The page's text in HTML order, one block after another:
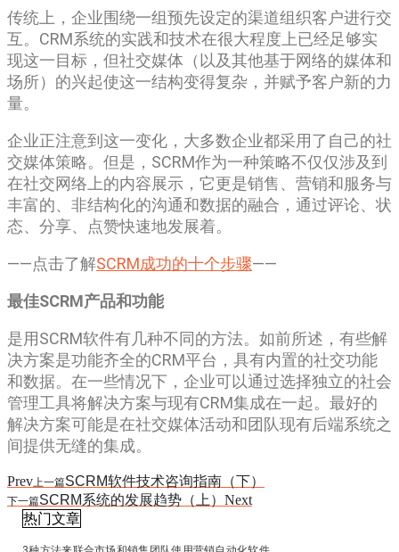
传统上，企业围绕一组预先设定的渠道组织客户进行交
互。CRM系统的实践和技术在很大程度上已经足够实
现这一目标，但社交媒体（以及其他基于网络的媒体和
场所）的兴起使这一结构变得复杂，并赋予客户新的力
量。
企业正注意到这一变化，大多数企业都采用了自己的社
交媒体策略。但是，SCRM作为一种策略不仅仅涉及到
在社交网络上的内容展示，它更是销售、营销和服务与
丰富的、非结构化的沟通和数据的融合，通过评论、状
态、分享、点赞快速地发展着。
——点击了解SCRM成功的十个步骤——
最佳SCRM产品和功能
是用SCRM软件有几种不同的方法。如前所述，有些解
决方案是功能齐全的CRM平台，具有内置的社交功能
和数据。在一些情况下，企业可以通过选择独立的社会
管理工具将解决方案与现有CRM集成在一起。最好的
解决方案可能是在社交媒体活动和团队现有后端系统之
间提供无缝的集成。
Prev上一篇SCRM软件技术咨询指南（下）
下一篇SCRM系统的发展趋势（上） Next
热门文章